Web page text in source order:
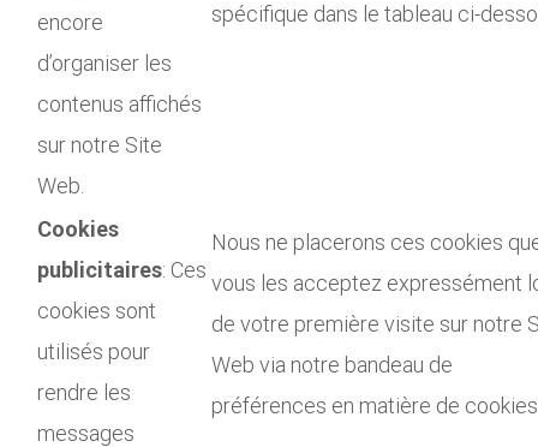
encore
d’organiser les
contenus affichés
sur notre Site
Web.
spécifique dans le tableau ci-
Cookies
publicitaires: Ces
cookies sont
utilisés pour
rendre les
messages
Nous ne placerons ces cookies
vous les acceptez expressément
de votre première visite sur notre
Web via notre bandeau de
préférences en matière de